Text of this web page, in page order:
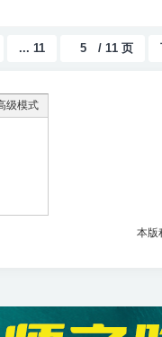
... 11 / 11 页
级模式
本版